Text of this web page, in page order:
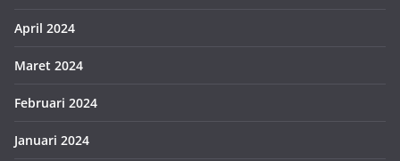
April 2024
Maret 2024
Februari 2024
Januari 2024